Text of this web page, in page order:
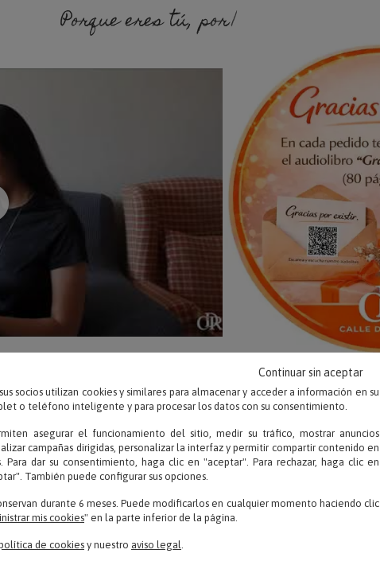
Porque eres tú, porque soy yo.
OPINIONES
LuiRteam – 15/02/2022
socios utilizan cookies y similares para almacenar y acceder a información en su
o teléfono inteligente y para procesar los datos con su consentimiento.
asegurar el funcionamiento del sitio, medir su tráfico, mostrar anuncios
campañas dirigidas, personalizar la interfaz y permitir compartir contenido en
Para dar su consentimiento, haga clic en "aceptar". Para rechazar, haga clic en
También puede configurar sus opciones.
durante 6 meses. Puede modificarlos en cualquier momento haciendo clic
mis cookies" en la parte inferior de la página.
de cookies y nuestro aviso legal.
Continuar sin aceptar